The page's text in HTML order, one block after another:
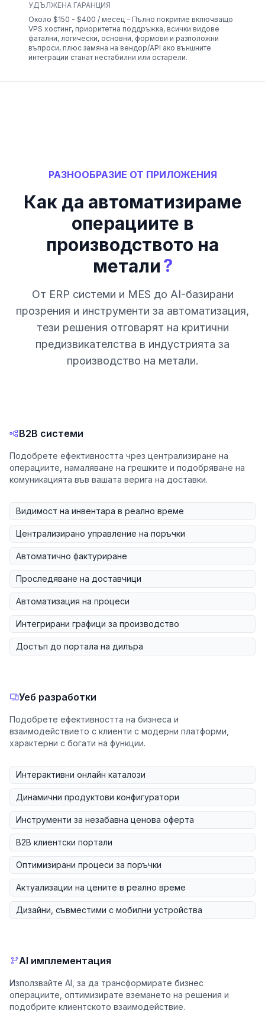
УДЪЛЖЕНА ГАРАНЦИЯ
Около $150 - $400 / месец – Пълно покритие включващо
VPS хостинг, приоритетна поддръжка, всички видове
фатални, логически, основни, формови и разположни
въпроси, плюс замяна на вендор/API ако външните
интеграции станат нестабилни или остарели.
РАЗНООБРАЗИЕ ОТ ПРИЛОЖЕНИЯ
Как да автоматизираме
операциите в
производството на
метали?
От ERP системи и MES до AI-базирани
прозрения и инструменти за автоматизация,
тези решения отговарят на критични
предизвикателства в индустрията за
производство на метали.
B2B системи
Подобрете ефективността чрез централизиране на
операциите, намаляване на грешките и подобряване на
комуникацията във вашата верига на доставки.
Видимост на инвентара в реално време
Централизирано управление на поръчки
Автоматично фактуриране
Проследяване на доставчици
Автоматизация на процеси
Интегрирани графици за производство
Достъп до портала на дилъра
Уеб разработки
Подобрете ефективността на бизнеса и
взаимодействието с клиенти с модерни платформи,
характерни с богати на функции.
Интерактивни онлайн каталози
Динамични продуктови конфигуратори
Инструменти за незабавна ценова оферта
B2B клиентски портали
Оптимизирани процеси за поръчки
Актуализации на цените в реално време
Дизайни, съвместими с мобилни устройства
AI имплементация
Използвайте AI, за да трансформирате бизнес
операциите, оптимизирате вземането на решения и
подобрите клиентското взаимодействие.